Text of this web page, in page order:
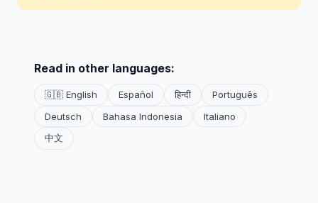
Read in other languages:
🇬🇧 English Español हिन्दी
Português
Deutsch
Bahasa Indonesia
Italiano
中文